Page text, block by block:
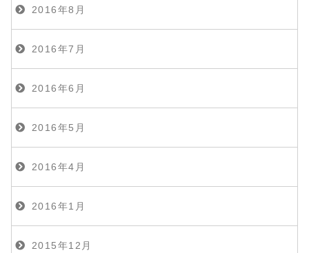
2016年8月
2016年7月
2016年6月
2016年5月
2016年4月
2016年1月
2015年12月